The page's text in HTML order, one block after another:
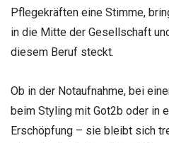
Pflegekräften eine Stimme,
in die Mitte der Gesellschaft
diesem Beruf steckt.
Ob in der Notaufnahme, bei
beim Styling mit Got2b oder in
Erschöpfung – sie bleibt sich